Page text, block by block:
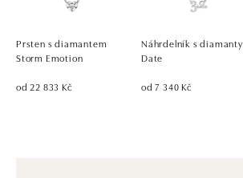
Prsten s diamantem
Storm Emotion
od 22 833 Kč
Náhrdelník s diamanty
Date
od 7 340 Kč